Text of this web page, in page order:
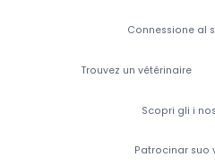
Connessione al
Trouvez un vétérinaire
Scopri gli i
Patrocinar suo